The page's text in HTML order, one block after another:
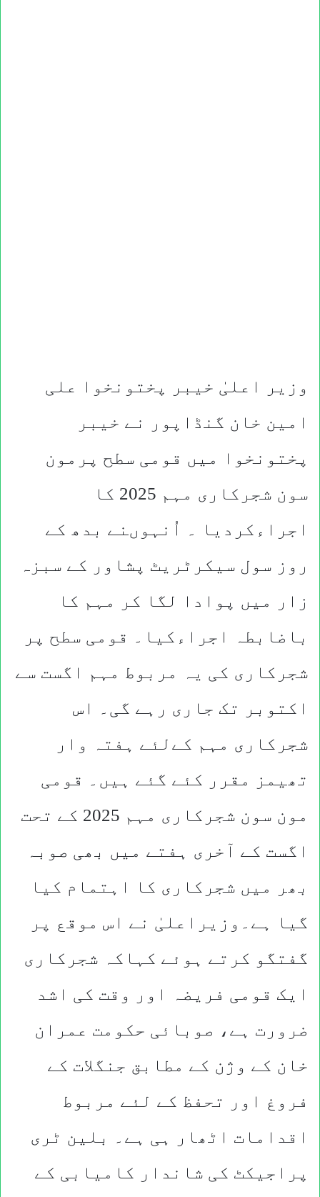
وزیر اعلیٰ خیبر پختونخوا علی
امین خان گنڈاپور نے خیبر
پختونخوا میں قومی سطح پرمون
سون شجرکاری مہم 2025 کا
اجراءکردیا ۔ اُنہوںنے بدھ کے
روز سول سیکرٹریٹ پشاور کے سبزہ
زار میں پوادا لگا کر مہم کا
باضابطہ اجراءکیا۔ قومی سطح پر
شجرکاری کی یہ مربوط مہم اگست سے
اکتوبر تک جاری رہے گی۔ اس
شجرکاری مہم کےلئے ہفتہ وار
تھیمز مقرر کئے گئے ہیں۔ قومی
مون سون شجرکاری مہم 2025 کے تحت
اگست کے آخری ہفتے میں بھی صوبہ
بھر میں شجرکاری کا اہتمام کیا
گیا ہے۔وزیراعلیٰ نے اس موقع پر
گفتگو کرتے ہوئے کہاکہ شجرکاری
ایک قومی فریضہ اور وقت کی اشد
ضرورت ہے، صوبائی حکومت عمران
خان کے وژن کے مطابق جنگلات کے
فروغ اور تحفظ کے لئے مربوط
اقدامات اٹھار ہی ہے۔ بلین ٹری
پراجیکٹ کی شاندار کامیابی کے